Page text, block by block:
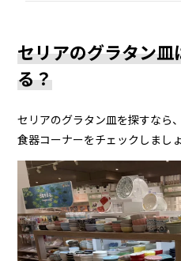
セリアのグラタン
る？
セリアのグラタン皿を探すなら
食器コーナーをチェックしましょ